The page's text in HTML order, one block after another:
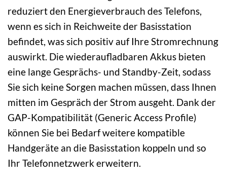
reduziert den Energieverbrauch des Telefons,
wenn es sich in Reichweite der Basisstation
befindet, was sich positiv auf Ihre Stromrechnung
auswirkt. Die wiederaufladbaren Akkus bieten
eine lange Gesprächs- und Standby-Zeit, sodass
Sie sich keine Sorgen machen müssen, dass Ihnen
mitten im Gespräch der Strom ausgeht. Dank der
GAP-Kompatibilität (Generic Access Profile)
können Sie bei Bedarf weitere kompatible
Handgeräte an die Basisstation koppeln und so
Ihr Telefonnetzwerk erweitern.